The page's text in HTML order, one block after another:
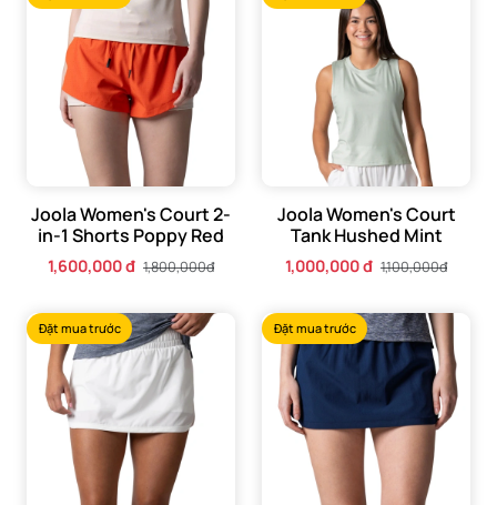
Joola Women's Court 2-
in-1 Shorts Poppy Red
1,600,000 đ 1,800,000đ
Joola Women's Court
Tank Hushed Mint
1,000,000 đ 1,100,000đ
Đặt mua trước Đặt mua trước